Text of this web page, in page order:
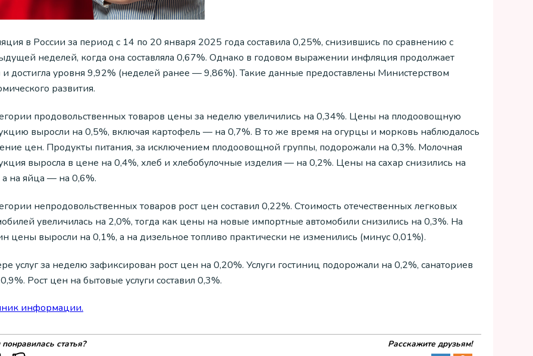
в России за период с 14 по 20 января 2025 года составила 0,25%, снизившись по сравнению с
неделей, когда она составляла 0,67%. Однако в годовом выражении инфляция продолжает
и достигла уровня 9,92% (неделей ранее — 9,86%). Такие данные предоставлены Министерством
развития.
продовольственных товаров цены за неделю увеличились на 0,34%. Цены на плодоовощную
выросли на 0,5%, включая картофель — на 0,7%. В то же время на огурцы и морковь наблюдалось
цен. Продукты питания, за исключением плодоовощной группы, подорожали на 0,3%. Молочная
выросла в цене на 0,4%, хлеб и хлебобулочные изделия — на 0,2%. Цены на сахар снизились на
а на яйца — на 0,6%.
непродовольственных товаров рост цен составил 0,22%. Стоимость отечественных легковых
увеличилась на 2,0%, тогда как цены на новые импортные автомобили снизились на 0,3%. На
цены выросли на 0,1%, а на дизельное топливо практически не изменились (минус 0,01%).
услуг за неделю зафиксирован рост цен на 0,20%. Услуги гостиниц подорожали на 0,2%, санаториев
Рост цен на бытовые услуги составил 0,3%.
информации.
статья? Расскажите друзьям!